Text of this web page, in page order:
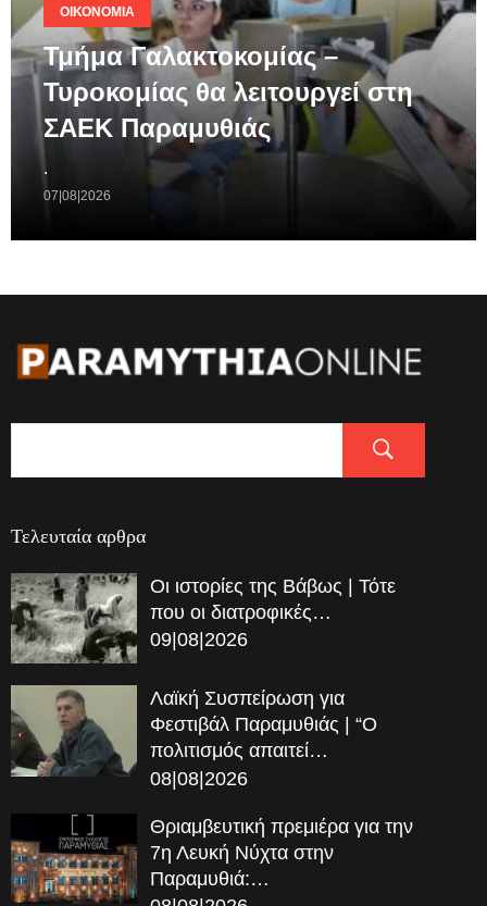
ΟΙΚΟΝΟΜΊΑ
Τμήμα Γαλακτοκομίας –
Τυροκομίας θα λειτουργεί στη
ΣΑΕΚ Παραμυθιάς
.
07|08|2026
Τελευταία αρθρα
Οι ιστορίες της Βάβως | Τότε
που οι διατροφικές…
09|08|2026
Λαϊκή Συσπείρωση για
Φεστιβάλ Παραμυθιάς | “Ο
πολιτισμός απαιτεί…
08|08|2026
Θριαμβευτική πρεμιέρα για την
7η Λευκή Νύχτα στην
Παραμυθιά:…